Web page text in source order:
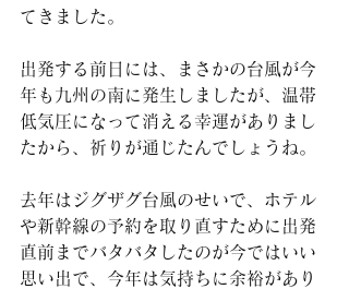
てきました。
出発する前日には、まさかの台風が今
年も九州の南に発生しましたが、温帯
低気圧になって消える幸運がありまし
たから、祈りが通じたんでしょうね。
去年はジグザグ台風のせいで、ホテル
や新幹線の予約を取り直すために出発
直前までバタバタしたのが今ではいい
思い出で、今年は気持ちに余裕があり